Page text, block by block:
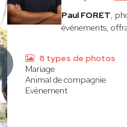
Paul FORET,
événements,
8 types de photos
Mariage
Animal de compagnie
Evènement